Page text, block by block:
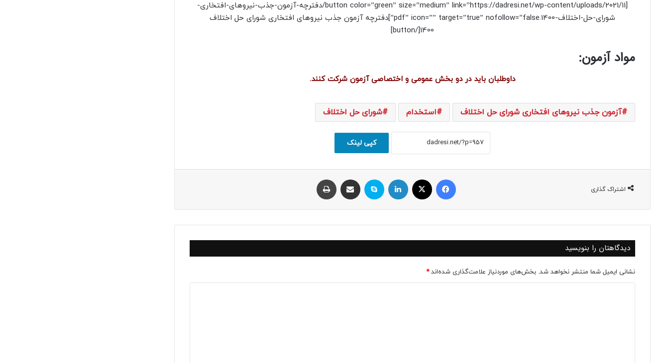
[button color=”green” size=”medium” link=”https://dadresi.net/wp-content/uploads/2021/11/دفترچه-آزمون-جذب-نیروهای-افتخاری-
شورای-حل-اختلاف-1400.pdf” icon=”” target=”true” nofollow=”false”]دفترچه آزمون جذب نیروهای افتخاری شورای حل اختلاف
1400[/button]
مواد آزمون:
داوطلبان باید در دو بخش عمومی و اختصاصی آزمون شرکت کنند.
آزمون جذب نیروهای افتخاری شورای حل اختلاف استخدام شورای حل اختلاف
کپی لینک
اشتراک گذاری
فیسبوک ایکس لینکداین اسکایپ اشتراک با ایمیل
دیدگاهتان را بنویسید
نشانی ایمیل شما منتشر نخواهد شد. بخش‌های موردنیاز علامت‌گذاری شده‌اند*